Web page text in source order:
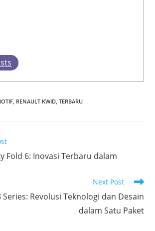
RENAULT KWID TERBARU
Fold 6: Inovasi Terbaru dalam
Next Post
Series: Revolusi Teknologi dan Desain
dalam Satu Paket